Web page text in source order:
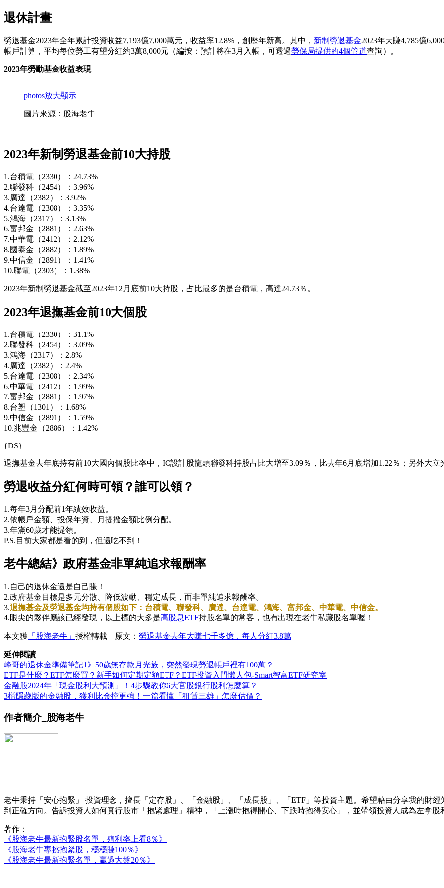
退休計畫
勞退基金2023年全年累計投資收益7,193億7,000萬元，收益率12.8%，創歷年新高。其中， 新制勞退基金2023年大賺4,785億
帳戶計算，平均每位勞工有望分紅約3萬8,000元（編按：預計將在3月入帳，可透過勞保局提供的4個管道查詢）。
2023年勞動基金收益表現
photos放大顯示
圖片來源：股海老牛
2023年新制勞退基金前10大持股
1.台積電（2330）：24.73%
2.聯發科（2454）：3.96%
3.廣達（2382）：3.92%
4.台達電（2308）：3.35%
5.鴻海（2317）：3.13%
6.富邦金（2881）：2.63%
7.中華電（2412）：2.12%
8.國泰金（2882）：1.89%
9.中信金（2891）：1.41%
10.聯電（2303）：1.38%
2023年新制勞退基金截至2023年12月底前10大持股，占比最多的是台積電，高達24.73％。
2023年退撫基金前10大個股
1.台積電（2330）：31.1%
2.聯發科（2454）：3.09%
3.鴻海（2317）：2.8%
4.廣達（2382）：2.4%
5.台達電（2308）：2.34%
6.中華電（2412）：1.99%
7.富邦金（2881）：1.97%
8.台塑（1301）：1.68%
9.中信金（2891）：1.59%
10.兆豐金（2886）：1.42%
{DS}
退撫基金去年底持有前10大國內個股比率中，IC設計股龍頭聯發科持股占比大增至3.09％，比去年6月底增加1.22％；另外大立
勞退收益分紅何時可領？誰可以領？
1.每年3月分配前1年績效收益。
2.依帳戶金額、投保年資、月提撥金額比例分配。
3.年滿60歲才能提領。
P.S.目前大家都是看的到，但還吃不到！
老牛總結》政府基金非單純追求報酬率
1.自己的退休金還是自己賺！
2.政府基金目標是多元分散、降低波動、穩定成長，而非單純追求報酬率。
3.退撫基金及勞退基金均持有個股如下：台積電、聯發科、廣達、台達電、鴻海、富邦金、中華電、中信金。
4.眼尖的夥伴應該已經發現，以上標的大多是高股息ETF持股名單的常客，也有出現在老牛私藏股名單喔！
本文獲 「股海老牛」 授權轉載，原文： 勞退基金去年大賺七千多億，每人分紅3.8萬
延伸閱讀
峰哥的退休金準備筆記1》50歲無存款月光族，突然發現勞退帳戶裡有100萬？
ETF是什麼？ETF怎麼買？新手如何定期定額ETF？ETF投資入門懶人包-Smart智富ETF研究室
金融股2024年「現金股利大預測」！4步驟教你6大官股銀行股利怎麼算？
3檔隱藏版的金融股，獲利比金控更強！一篇看懂「租賃三雄」怎麼估價？
作者簡介_股海老牛
老牛秉持「安心抱緊」 投資理念，擅長「定存股」、「金融股」、「成長股」、「ETF」等投資主題。希望藉由分享我的財
到正確方向。告訴投資人如何實行股市「抱緊處理」精神，「上漲時抱得開心、下跌時抱得安心」，並帶領投資人成為左拿股
著作：
《股海老牛最新抱緊股名單，殖利率上看8％》
《股海老牛專挑抱緊股，穩穩賺100％》
《股海老牛最新抱緊名單，贏過大盤20％》